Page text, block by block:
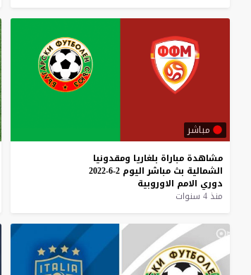
مباشر
مشاهدة مباراة بلغاريا ومقدونيا
الشمالية بث مباشر اليوم 2-6-2022
دوري الامم الاوروبية
منذ 4 سنوات